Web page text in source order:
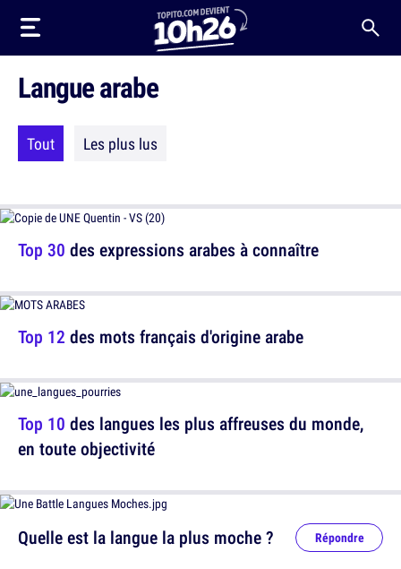
Langue arabe
Tout Les plus lus
Top 30 des expressions arabes à connaître
Top 12 des mots français d'origine arabe
Quelle est la langue la plus moche ? Répondre
Top 10 des langues les plus affreuses du monde,
en toute objectivité